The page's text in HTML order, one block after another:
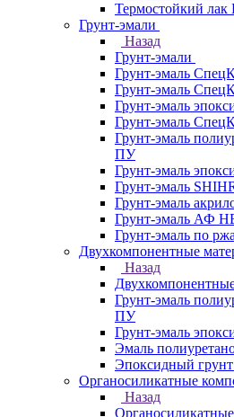
Термостойкий
Грунт-эмали
Назад
Грунт-эмали
Грунт-эмаль
Грунт-эмаль
Грунт-эмаль
Грунт-эмаль
Грунт-эмаль
ПУ
Грунт-эмаль
Грунт-эмаль
Грунт-эмаль
Грунт-эмаль АФ
Грунт-эмаль по
Двухкомпонентные
Назад
Грунт-эмаль
ПУ
Грунт-эмаль
Эмаль
Эпоксидный
Органосиликатные
Назад